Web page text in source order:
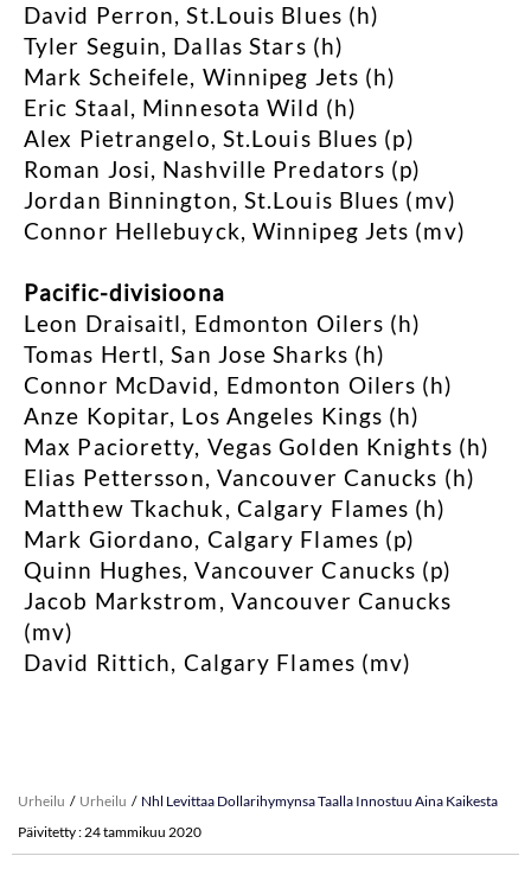
David Perron, St.Louis Blues (h)
Tyler Seguin, Dallas Stars (h)
Mark Scheifele, Winnipeg Jets (h)
Eric Staal, Minnesota Wild (h)
Alex Pietrangelo, St.Louis Blues (p)
Roman Josi, Nashville Predators (p)
Jordan Binnington, St.Louis Blues (mv)
Connor Hellebuyck, Winnipeg Jets (mv)
Pacific-divisioona
Leon Draisaitl, Edmonton Oilers (h)
Tomas Hertl, San Jose Sharks (h)
Connor McDavid, Edmonton Oilers (h)
Anze Kopitar, Los Angeles Kings (h)
Max Pacioretty, Vegas Golden Knights (h)
Elias Pettersson, Vancouver Canucks (h)
Matthew Tkachuk, Calgary Flames (h)
Mark Giordano, Calgary Flames (p)
Quinn Hughes, Vancouver Canucks (p)
Jacob Markstrom, Vancouver Canucks
(mv)
David Rittich, Calgary Flames (mv)
Urheilu Urheilu
Nhl Levittaa Dollarihymynsa Taalla Innostuu Aina Kaikesta
Päivitetty : 24 tammikuu 2020